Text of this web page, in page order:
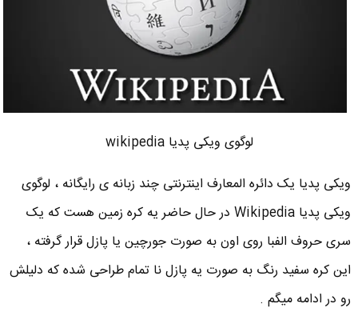
لوگوی ویکی پدیا wikipedia
ویکی پدیا یک دائره المعارف اینترنتی چند زبانه ی رایگانه ، لوگوی
ویکی پدیا Wikipedia در حال حاضر یه کره زمین هست که یک
سری حروف الفبا روی اون به صورت جورچین یا پازل قرار گرفته ،
این کره سفید رنگ به صورت یه پازل نا تمام طراحی شده که دلیلش
رو در ادامه میگم .